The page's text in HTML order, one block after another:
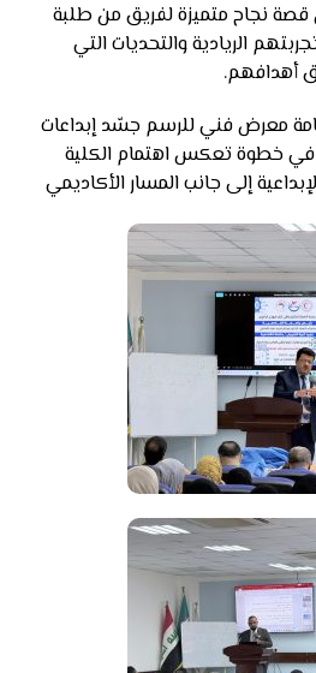
نجاح متميزة لفريق من طلبة
الريادية والتحديات التي
أهدافهم.
معرض فني للرسم جسّد إبداعات
في خطوة تعكس اهتمام الكلية
إلى جانب المسار الأكاديمي